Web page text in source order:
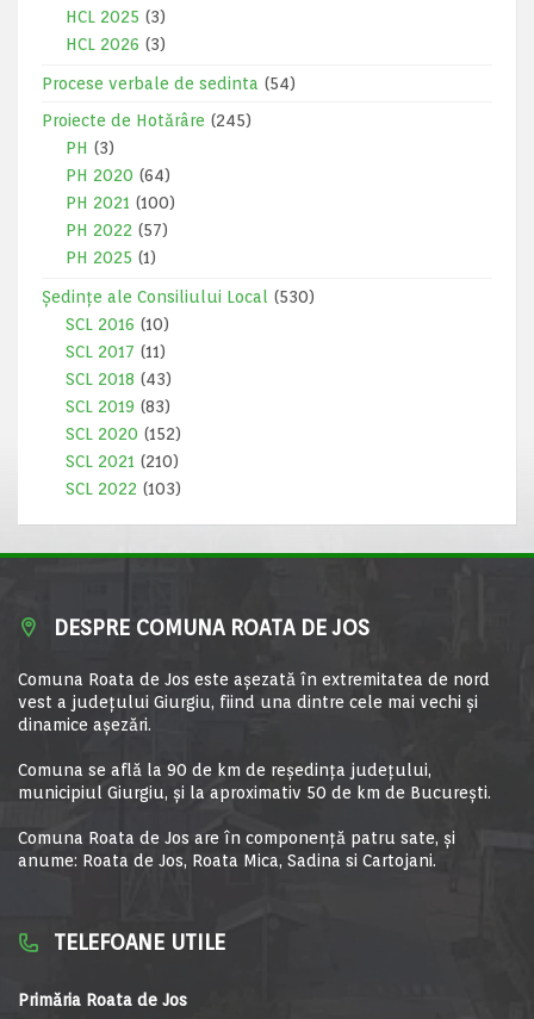
HCL 2025 (3)
HCL 2026 (3)
Procese verbale de sedinta (54)
Proiecte de Hotărâre (245)
PH (3)
PH 2020 (64)
PH 2021 (100)
PH 2022 (57)
PH 2025 (1)
Ședințe ale Consiliului Local
(530)
SCL 2016 (10)
SCL 2017 (11)
SCL 2018 (43)
SCL 2019 (83)
SCL 2020 (152)
SCL 2021 (210)
SCL 2022 (103)
DESPRE COMUNA ROATA DE JOS
Comuna Roata de Jos este aşezată în extremitatea de nord
vest a judeţului Giurgiu, fiind una dintre cele mai vechi şi
dinamice aşezări.
Comuna se află la 90 de km de reşedinţa judeţului,
municipiul Giurgiu, şi la aproximativ 50 de km de Bucureşti.
Comuna Roata de Jos are în componență patru sate, și
anume: Roata de Jos, Roata Mica, Sadina si Cartojani.
TELEFOANE UTILE
Primăria Roata de Jos